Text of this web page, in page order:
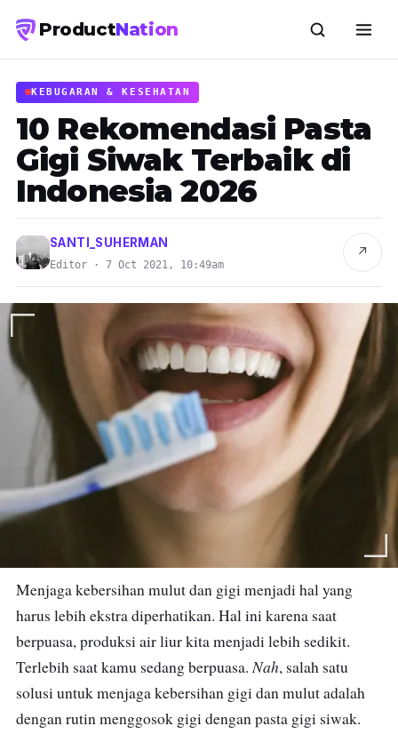
ProductNation
KEBUGARAN & KESEHATAN
10 Rekomendasi Pasta
Gigi Siwak Terbaik di
Indonesia 2026
SANTI_SUHERMAN
Editor · 7 Oct 2021, 10:49am
↗
Menjaga kebersihan mulut dan gigi menjadi hal yang
harus lebih ekstra diperhatikan. Hal ini karena saat
berpuasa,produksi air liurkitamenjadi lebih sedikit.
Terlebih saat kamu sedang berpuasa.Nah, salah satu
solusi untuk menjaga kebersihan gigi dan mulut adalah
dengan rutin menggosok gigi dengan pasta gigi siwak.